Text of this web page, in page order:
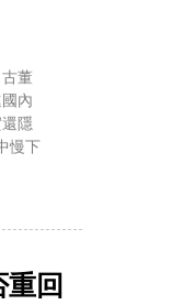
董
內
隱
慢下
回